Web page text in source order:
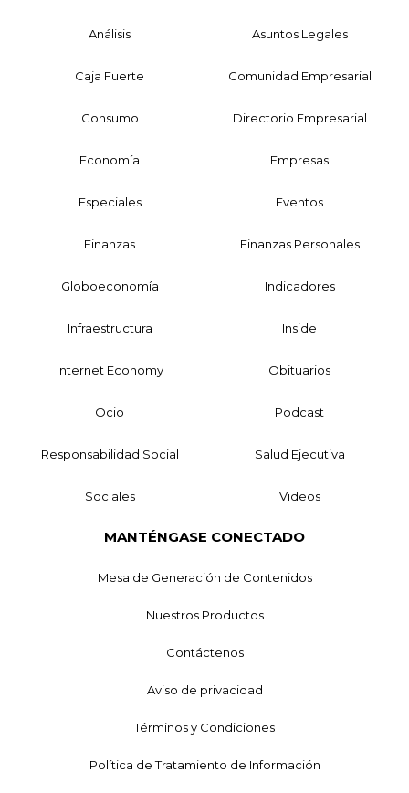
Análisis Asuntos Legales
Caja Fuerte Comunidad Empresarial
Consumo Directorio Empresarial
Economía Empresas
Especiales Eventos
Finanzas Finanzas Personales
Globoeconomía Indicadores
Infraestructura Inside
Internet Economy Obituarios
Ocio Podcast
Responsabilidad Social Salud Ejecutiva
Sociales Videos
MANTÉNGASE CONECTADO
Mesa de Generación de Contenidos
Nuestros Productos
Contáctenos
Aviso de privacidad
Términos y Condiciones
Política de Tratamiento de Información